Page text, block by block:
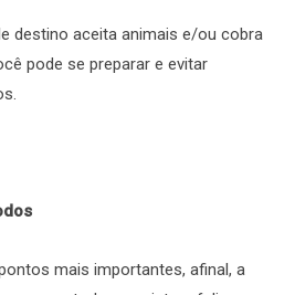
destino aceita animais e/ou cobra
pode se preparar e evitar
mais importantes, afinal, a